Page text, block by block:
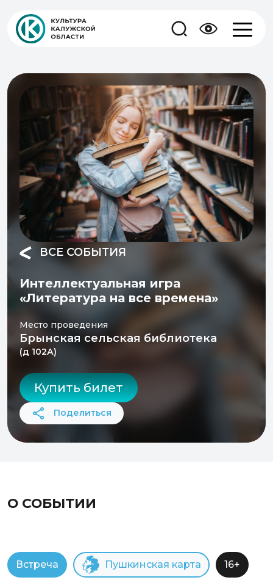
ВСЕ СОБЫТИЯ
Интеллектуальная игра
«Литература на все времена»
Место проведения
Брынская сельская библиотека
(д 102А)
Купить билет
Поделиться
О СОБЫТИИ
Встреча Пушкинская карта 16+